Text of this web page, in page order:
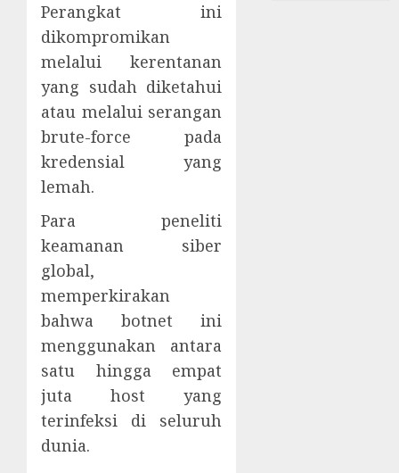
Perangkat ini
dikompromikan
melalui kerentanan
yang sudah diketahui
atau melalui serangan
brute-force pada
kredensial yang
lemah.
Para peneliti
keamanan siber
global,
memperkirakan
bahwa botnet ini
menggunakan antara
satu hingga empat
juta host yang
terinfeksi di seluruh
dunia.